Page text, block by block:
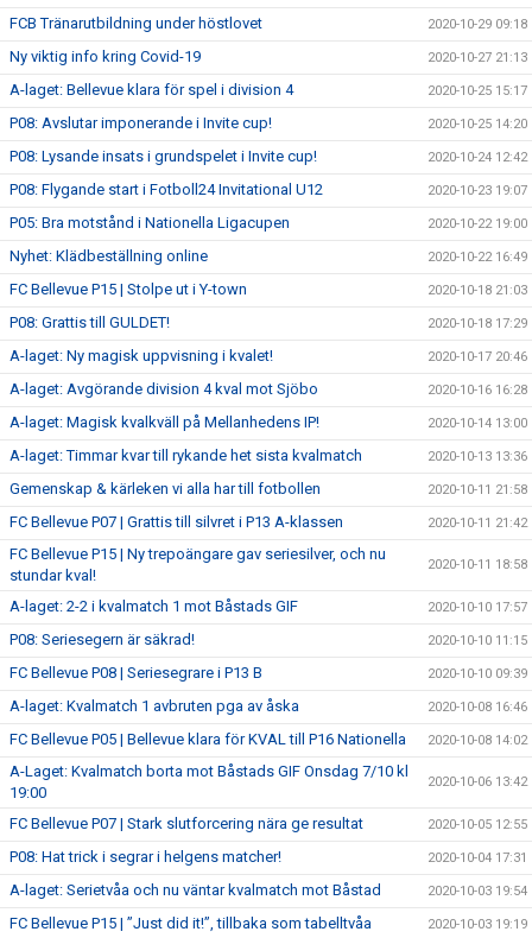
FCB Tränarutbildning under höstlovet 2020-10-29 09:18
Ny viktig info kring Covid-19 2020-10-27 21:13
A-laget: Bellevue klara för spel i division 4 2020-10-25 15:17
P08: Avslutar imponerande i Invite cup! 2020-10-25 14:20
P08: Lysande insats i grundspelet i Invite cup! 2020-10-24 12:42
P08: Flygande start i Fotboll24 Invitational U12 2020-10-23 19:07
P05: Bra motstånd i Nationella Ligacupen 2020-10-22 19:00
Nyhet: Klädbeställning online 2020-10-22 16:49
FC Bellevue P15 | Stolpe ut i Y-town 2020-10-18 21:03
P08: Grattis till GULDET! 2020-10-18 17:29
A-laget: Ny magisk uppvisning i kvalet! 2020-10-17 20:46
A-laget: Avgörande division 4 kval mot Sjöbo 2020-10-16 16:28
A-laget: Magisk kvalkväll på Mellanhedens IP! 2020-10-14 13:00
A-laget: Timmar kvar till rykande het sista kvalmatch 2020-10-13 13:36
Gemenskap & kärleken vi alla har till fotbollen 2020-10-11 21:58
FC Bellevue P07 | Grattis till silvret i P13 A-klassen 2020-10-11 21:42
FC Bellevue P15 | Ny trepoängare gav seriesilver, och nu
stundar kval!
2020-10-11 18:58
A-laget: 2-2 i kvalmatch 1 mot Båstads GIF 2020-10-10 17:57
P08: Seriesegern är säkrad! 2020-10-10 11:15
FC Bellevue P08 | Seriesegrare i P13 B 2020-10-10 09:39
A-laget: Kvalmatch 1 avbruten pga av åska 2020-10-08 16:46
FC Bellevue P05 | Bellevue klara för KVAL till P16 Nationella 2020-10-08 14:02
A-Laget: Kvalmatch borta mot Båstads GIF Onsdag 7/10 kl
19:00
2020-10-06 13:42
FC Bellevue P07 | Stark slutforcering nära ge resultat 2020-10-05 12:55
P08: Hat trick i segrar i helgens matcher! 2020-10-04 17:31
A-laget: Serietvåa och nu väntar kvalmatch mot Båstad 2020-10-03 19:54
FC Bellevue P15 | ”Just did it!”, tillbaka som tabelltvåa 2020-10-03 19:19